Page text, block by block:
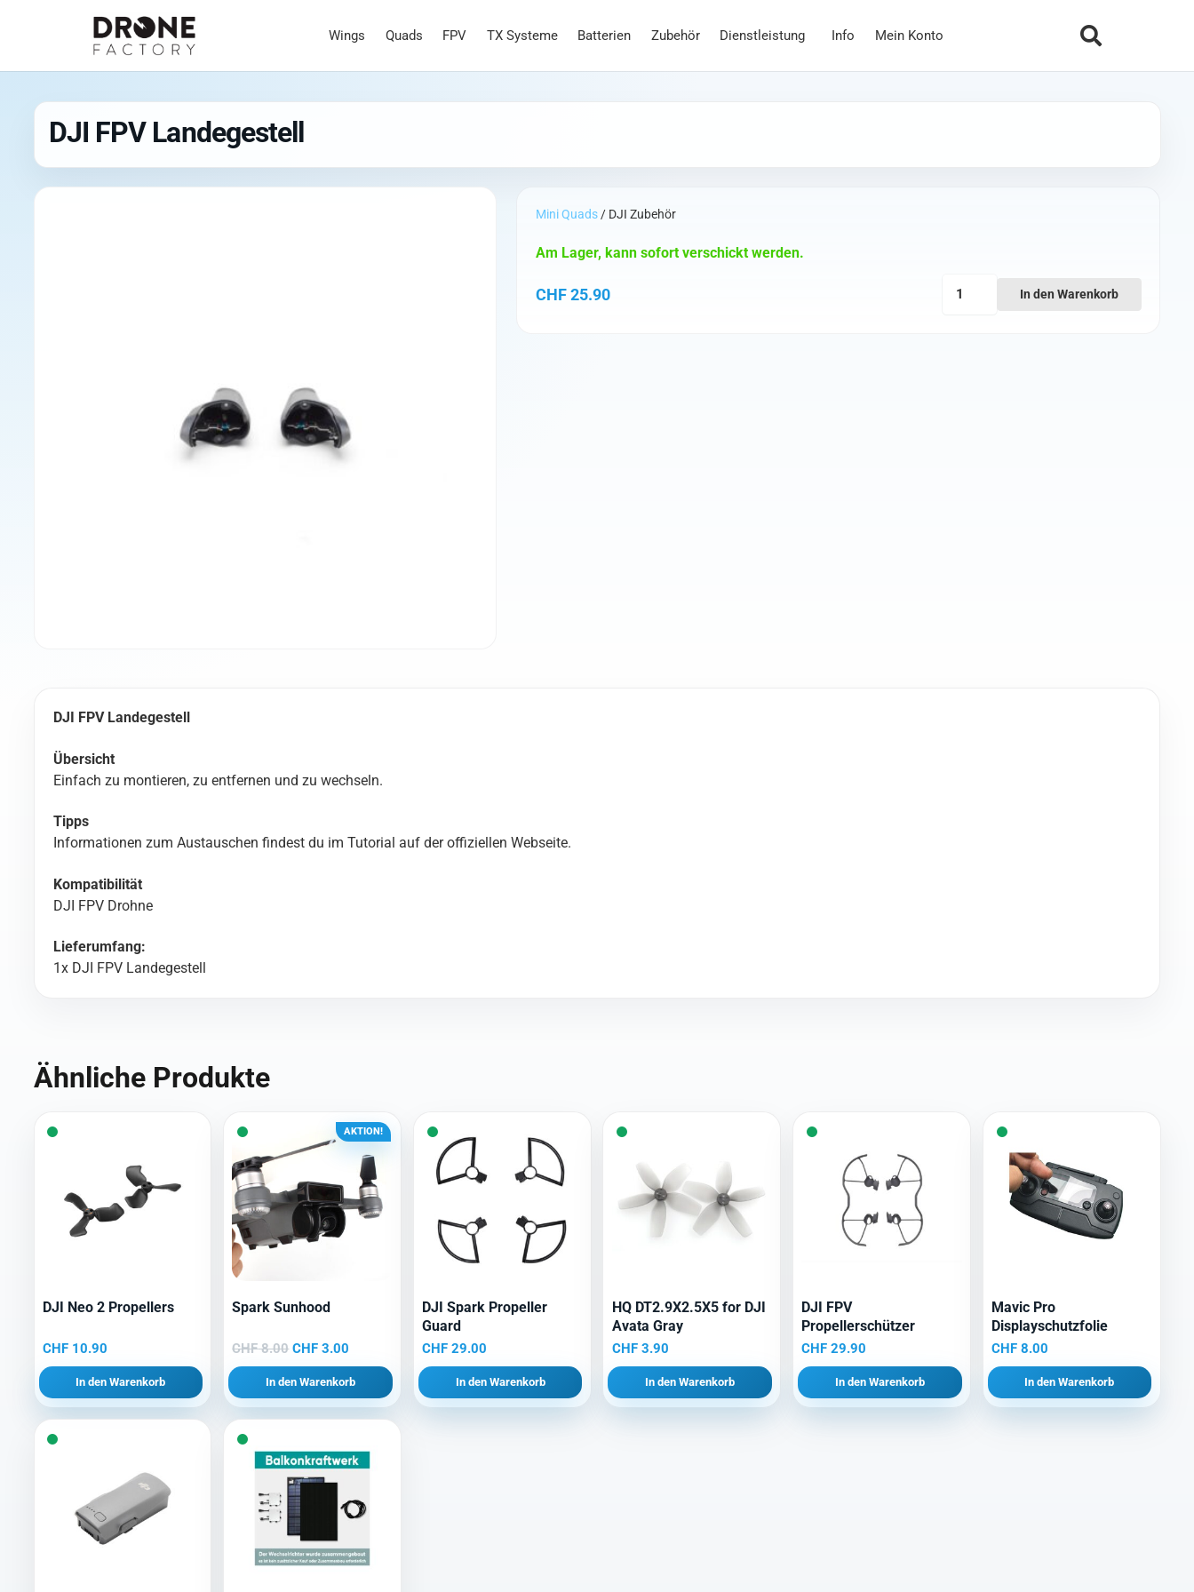
Wings Quads FPV TX Systeme Batterien Zubehör Dienstleistung Info Mein Konto
DJI FPV Landegestell
Mini Quads/ DJI Zubehör
CHF25.90
Am Lager, kann sofort verschickt werden.
In den Warenkorb
DJI FPV Landegestell
Übersicht
Einfach zu montieren, zu entfernen und zu wechseln.
Tipps
Informationen zum Austauschen findest du im Tutorial auf der offiziellen Webseite.
Kompatibilität
DJI FPV Drohne
Lieferumfang:
1x DJI FPV Landegestell
Ähnliche Produkte
DJI Neo 2 Propellers
CHF10.90
In den Warenkorb
AKTION!
Spark Sunhood
CHF8.00Ursprünglicher
Preis
war:
CHF 8.00
CHF 3.00
Preis
ist:
CHF 3.00.
In den Warenkorb
DJI Spark Propeller
Guard
CHF 29.00
In den Warenkorb
HQ DT2.9X2.5X5 for DJI
Avata Gray
CHF3.90
In den Warenkorb
DJI FPV
Propellerschützer
CHF 29.90
In den Warenkorb
Mavic Pro
Displayschutzfolie
CHF8.00
In den Warenkorb